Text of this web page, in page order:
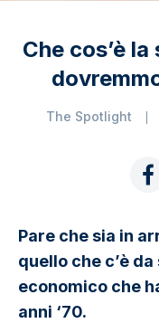
Che cos’è
The Spotlight
Pare che sia in
quello che c’è
economico che
anni ‘70.